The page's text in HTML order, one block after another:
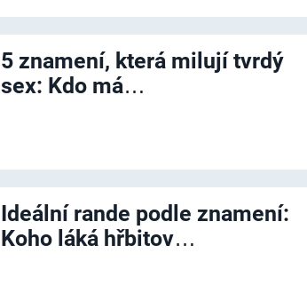
5 znamení, která milují tvrdý
sex: Kdo má…
Ideální rande podle znamení:
Koho láká hřbitov…